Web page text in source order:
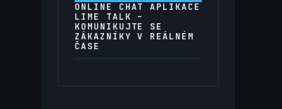
ONLINE CHAT APLIKACE
LIME TALK –
KOMUNIKUJTE SE
ZÁKAZNÍKY V REÁLNÉM
ČASE